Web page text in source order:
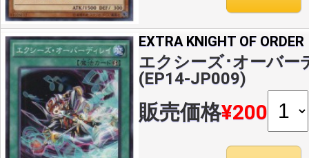
EXTRA KNIGHT OF ORDER
エクシーズ･オーバー
(EP14-JP009)
販売価格¥200